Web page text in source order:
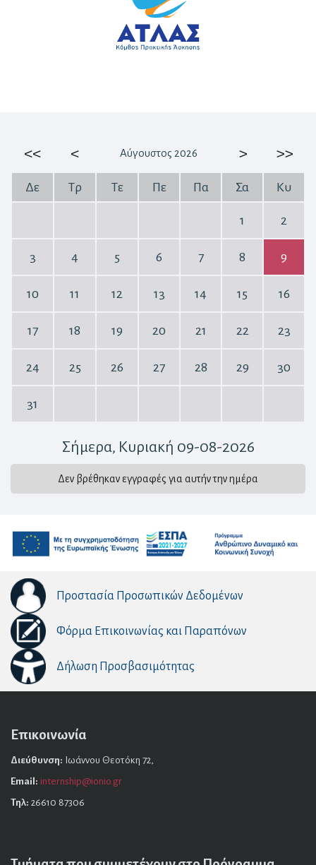
<< < Αύγουστος 2026 > >>
Δε Τρ Τε Πε Πα Σα Κυ
1 2
3 4 5 6 7 8 9
10 11 12 13 14 15 16
17 18 19 20 21 22 23
24 25 26 27 28 29 30
31
Σήμερα, Κυριακή 09-08-2026
Δεν βρέθηκαν εγγραφές για αυτήν την ημέρα
Προστασία Προσωπικών Δεδομένων
Φόρμα Επικοινωνίας και Παραπόνων
Δήλωση Προσβασιμότητας
Επικοινωνία
Διεύθυνση: Ιωάννου Θεοτόκη 72,
Email: internship@ionio.gr
Τηλ: 26610 87306